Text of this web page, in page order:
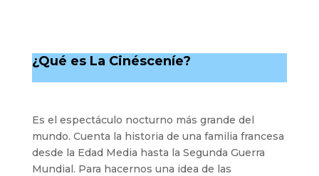
¿Qué es La Cinésceníe?
Es el espectáculo nocturno más grande del
mundo. Cuenta la historia de una familia francesa
desde la Edad Media hasta la Segunda Guerra
Mundial. Para hacernos una idea de las